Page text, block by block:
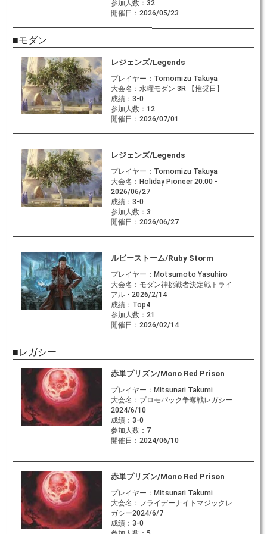
参加人数： 32
開催日： 2026/05/23
■モダン
レジェンズ/Legends
プレイヤー： Tomomizu Takuya
大会名： 水曜モダン 3R 【推奨日】
成績： 3-0
参加人数： 12
開催日： 2026/07/01
レジェンズ/Legends
プレイヤー： Tomomizu Takuya
大会名： Holiday Pioneer 20:00 -
2026/06/27
成績： 3-0
参加人数： 3
開催日： 2026/06/27
ルビーストーム/Ruby Storm
プレイヤー： Motsumoto Yasuhiro
大会名： モダン神挑戦者決定戦トライ
アル - 2026/2/14
成績： Top4
参加人数： 21
開催日： 2026/02/14
■レガシー
赤単プリズン/Mono Red Prison
プレイヤー： Mitsunari Takumi
大会名： プロモパック争奪戦レガシー
2024/6/10
成績： 3-0
参加人数： 7
開催日： 2024/06/10
赤単プリズン/Mono Red Prison
プレイヤー： Mitsunari Takumi
大会名： フライデーナイトマジックレ
ガシー2024/6/7
成績： 3-0